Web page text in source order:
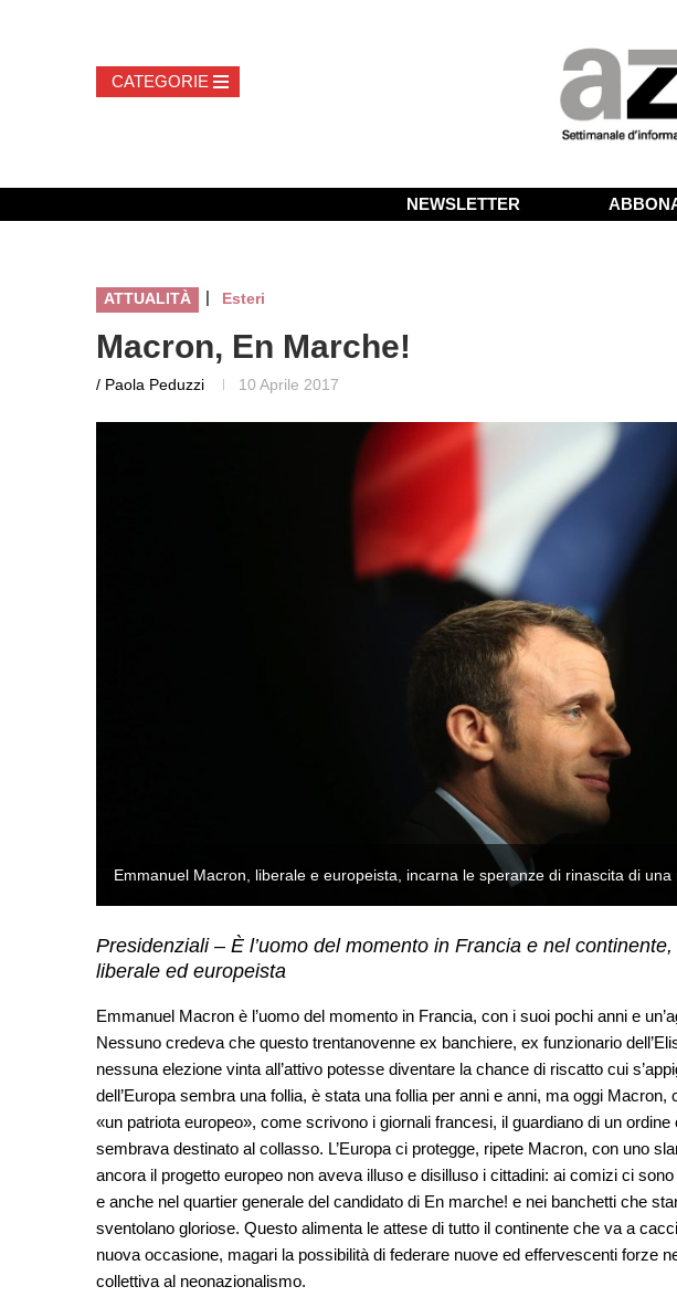
NEWSLETTER
ATTUALITÀ | Esteri
Macron, En Marche!
/ Paola Peduzzi 10 Aprile 2017
Emmanuel Macron, liberale e europeista, incarna le speranze di rinascita di
Presidenziali – È l’uomo del momento in Francia e nel
liberale ed europeista
Emmanuel Macron è l’uomo del momento in Francia, con i suoi pochi anni e
Nessuno credeva che questo trentanovenne ex banchiere, ex funzionario
nessuna elezione vinta all’attivo potesse diventare la chance di riscatto cui
dell’Europa sembra una follia, è stata una follia per anni e anni, ma oggi
«un patriota europeo», come scrivono i giornali francesi, il guardiano di un
sembrava destinato al collasso. L’Europa ci protegge, ripete Macron, con uno
ancora il progetto europeo non aveva illuso e disilluso i cittadini: ai comizi ci
e anche nel quartier generale del candidato di En marche! e nei banchetti che
sventolano gloriose. Questo alimenta le attese di tutto il continente che va a
nuova occasione, magari la possibilità di federare nuove ed effervescenti forze
collettiva al neonazionalismo.